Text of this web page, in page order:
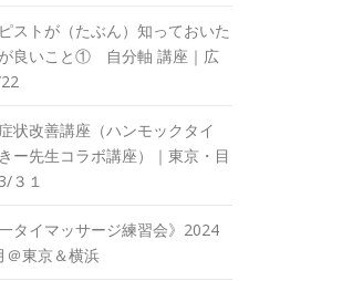
ストが（たぶん）知っておいた
良いこと① 自分軸 講座｜広
状改善講座（ハンモックタイ
ー先生コラボ講座）｜東京・目
３１
一タイマッサージ練習会》2024
＠東京＆横浜